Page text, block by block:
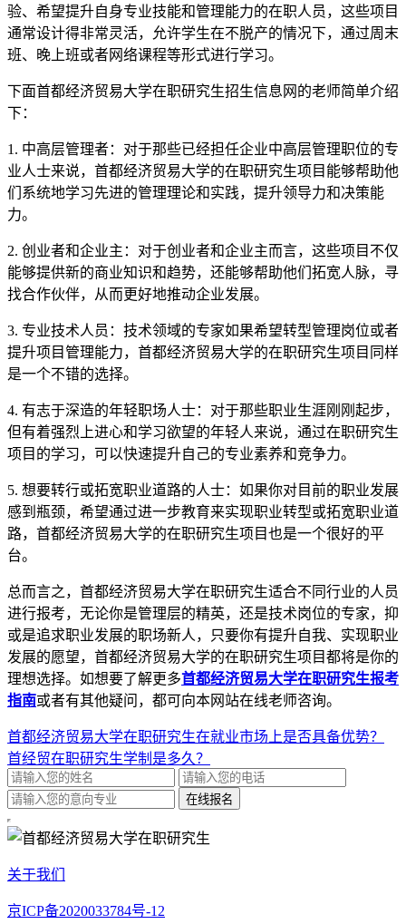
验、希望提升自身专业技能和管理能力的在职人员，这些项目
通常设计得非常灵活，允许学生在不脱产的情况下，通过周末
班、晚上班或者网络课程等形式进行学习。
下面首都经济贸易大学在职研究生招生信息网的老师简单介绍
下：
1. 中高层管理者：对于那些已经担任企业中高层管理职位的专
业人士来说，首都经济贸易大学的在职研究生项目能够帮助他
们系统地学习先进的管理理论和实践，提升领导力和决策能
力。
2. 创业者和企业主：对于创业者和企业主而言，这些项目不仅
能够提供新的商业知识和趋势，还能够帮助他们拓宽人脉，寻
找合作伙伴，从而更好地推动企业发展。
3. 专业技术人员：技术领域的专家如果希望转型管理岗位或者
提升项目管理能力，首都经济贸易大学的在职研究生项目同样
是一个不错的选择。
4. 有志于深造的年轻职场人士：对于那些职业生涯刚刚起步，
但有着强烈上进心和学习欲望的年轻人来说，通过在职研究生
项目的学习，可以快速提升自己的专业素养和竞争力。
5. 想要转行或拓宽职业道路的人士：如果你对目前的职业发展
感到瓶颈，希望通过进一步教育来实现职业转型或拓宽职业道
路，首都经济贸易大学的在职研究生项目也是一个很好的平
台。
总而言之，首都经济贸易大学在职研究生适合不同行业的人员
进行报考，无论你是管理层的精英，还是技术岗位的专家，抑
或是追求职业发展的职场新人，只要你有提升自我、实现职业
发展的愿望，首都经济贸易大学的在职研究生项目都将是你的
理想选择。如想要了解更多首都经济贸易大学在职研究生报考
指南或者有其他疑问，都可向本网站在线老师咨询。
首都经济贸易大学在职研究生在就业市场上是否具备优势？
首经贸在职研究生学制是多久？
关于我们
京ICP备2020033784号-12